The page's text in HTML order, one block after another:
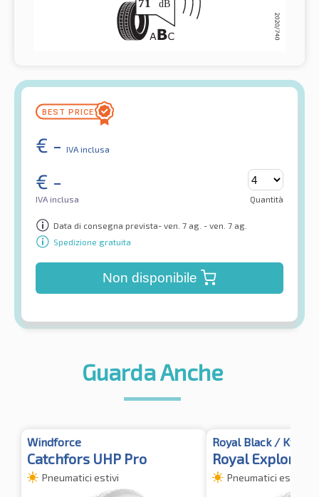
€ - IVA inclusa
€ -
IVA inclusa Quantità
Data di consegna prevista- ven. 7 ag. - ven. 7 ag.
Spedizione gratuita
Non disponibile
Guarda Anche
Windforce
Catchfors UHP Pro
Pneumatici estivi
Royal Black / Kyoto
Royal Explorer
Pneumatici estivi